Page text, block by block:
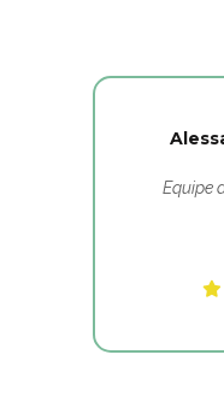
Equipe